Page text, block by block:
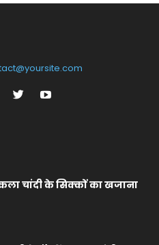
चांदी के सिक्कों का खजाना